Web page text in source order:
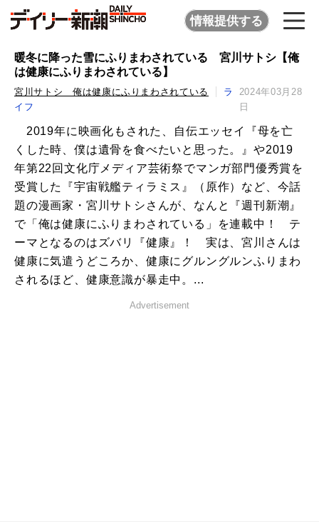
情報提供する
暖冬に降った雪にふりまわされている 宮川サトシ【俺
は健康にふりまわされている】
宮川サトシ 俺は健康にふりまわされている
ラ
イフ
2024年03月28
日
2019年に映画化もされた、自伝エッセイ『母を亡
くした時、僕は遺骨を食べたいと思った。』や2019
年第22回文化庁メディア芸術祭でマンガ部門優秀賞を
受賞した『宇宙戦艦ティラミス』（原作）など、今話
題の漫画家・宮川サトシさんが、なんと『週刊新潮』
で「俺は健康にふりまわされている」を連載中！ テ
ーマとなるのはズバリ『健康』！ 実は、宮川さんは
健康に気遣うどころか、健康にグルングルンふりまわ
されるほど、健康意識が暴走中。...
Advertisement